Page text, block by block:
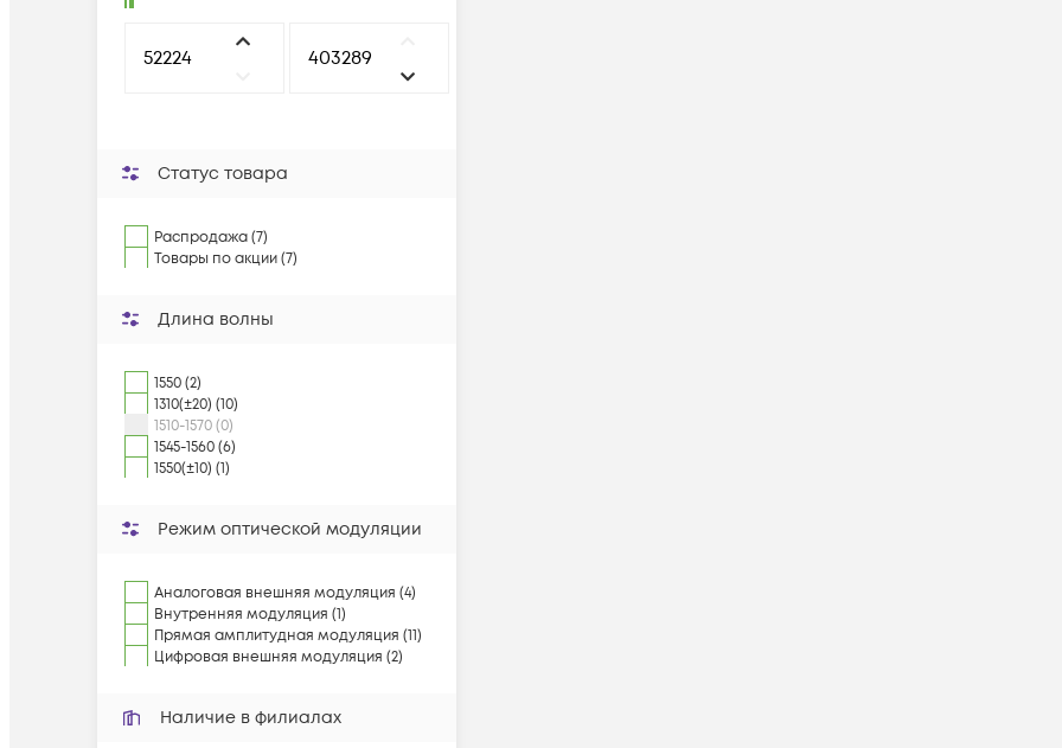
Статус товара
Распродажа (7)
Товары по акции (7)
Длина волны
1550 (2)
1310(±20) (10)
1510-1570 (0)
1545-1560 (6)
1550(±10) (1)
Режим оптической модуляции
Аналоговая внешняя модуляция (4)
Внутренняя модуляция (1)
Прямая амплитудная модуляция (11)
Цифровая внешняя модуляция (2)
Наличие в филиалах